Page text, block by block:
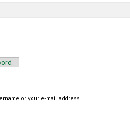
or your e-mail address.